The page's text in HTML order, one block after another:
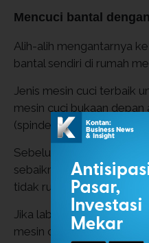
Mencuci bantal
Alih-alih mengantarnya
bantal sendiri di rumah
Jenis mesin cuci terbaik
mesin cuci bukaan
(spindel besar di tengah
Sebelum memasukkan
sebaiknya Anda baca
tidak rusak.
Jika label bantal tidak
mesin cuci